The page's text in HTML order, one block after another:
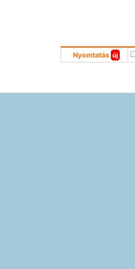
Nyomtatás új
Hoppá